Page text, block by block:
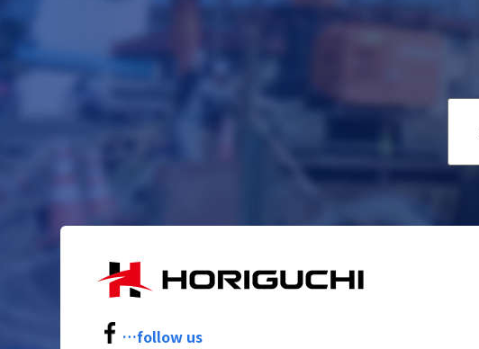
…follow us